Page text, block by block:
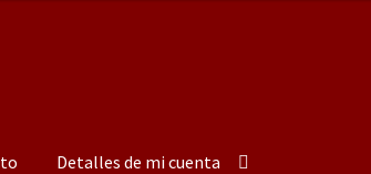
Detalles de mi cuenta